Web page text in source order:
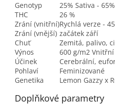
Genotyp
25% Sativa -
THC
26 %
Zrání (vnitřní)Rychlá verze -
Zrání (vnější) začátek září
Chuť
Zemitá, palivo,
Výnos
600 g/m2
Účinek
Cerebrální,
Pohlaví
Feminizované
Genetika
Lemon Gazzy x
Doplňkové parametry